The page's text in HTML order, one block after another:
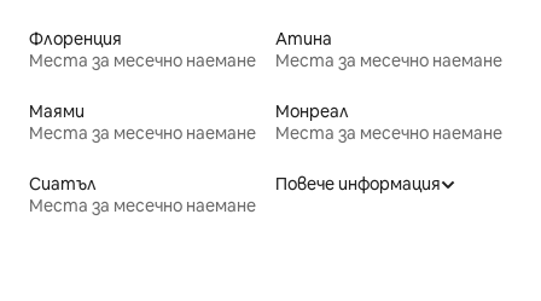
Флоренция
Места за месечно наемане
Атина
Места за месечно наемане
Маями
Места за месечно наемане
Монреал
Места за месечно наемане
Сиатъл
Места за месечно наемане
Повече информация